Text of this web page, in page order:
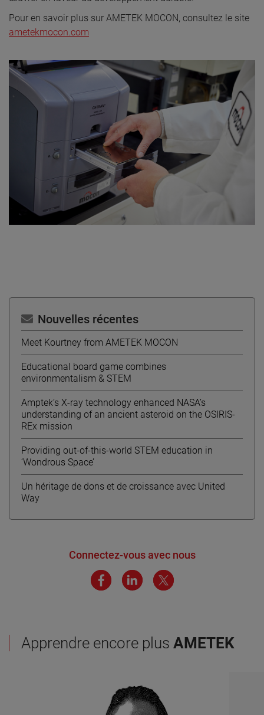
Pour en savoir plus sur AMETEK MOCON, consultez le site
ametekmocon.com
Nouvelles récentes
Meet Kourtney from AMETEK MOCON
Educational board game combines
environmentalism & STEM
Amptek’s X-ray technology enhanced NASA’s
understanding of an ancient asteroid on the OSIRIS-
REx mission
Providing out-of-this-world STEM education in
‘Wondrous Space’
Un héritage de dons et de croissance avec United
Way
Connectez-vous avec nous
Apprendre encore plus AMETEK